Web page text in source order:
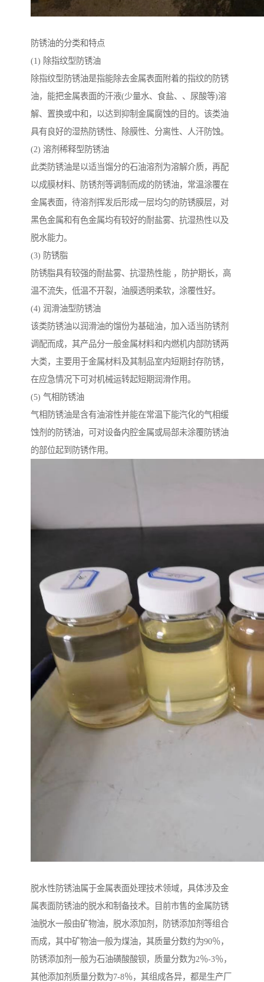
防锈油的分类和特点
(1) 除指纹型防锈油
除指纹型防锈油是指能除去金属表面附着的指纹的防锈
油，能把金属表面的汗液(少量水、食盐、、尿酸等)溶
解、置换或中和，以达到抑制金属腐蚀的目的。该类油
具有良好的湿热防锈性、除膜性、分离性、人汗防蚀。
(2) 溶剂稀释型防锈油
此类防锈油是以适当馏分的石油溶剂为溶解介质，再配
以成膜材料、防锈剂等调制而成的防锈油，常温涂覆在
金属表面，待溶剂挥发后形成一层均匀的防锈膜层，对
黑色金属和有色金属均有较好的耐盐雾、抗湿热性以及
脱水能力。
(3) 防锈脂
防锈脂具有较强的耐盐雾、抗湿热性能 ，防护期长，高
温不流失，低温不开裂，油膜透明柔软，涂覆性好。
(4) 润滑油型防锈油
该类防锈油以润滑油的馏份为基础油，加入适当防锈剂
调配而成，其产品分一般金属材料和内燃机内部防锈两
大类，主要用于金属材料及其制品室内短期封存防锈，
在应急情况下可对机械运转起短期润滑作用。
(5) 气相防锈油
气相防锈油是含有油溶性并能在常温下能汽化的气相缓
蚀剂的防锈油，可对设备内腔金属或局部未涂覆防锈油
的部位起到防锈作用。
脱水性防锈油属于金属表面处理技术领域，具体涉及金
属表面防锈油的脱水和制备技术。目前市售的金属防锈
油脱水一般由矿物油，脱水添加剂，防锈添加剂等组合
而成，其中矿物油一般为煤油，其质量分数约为90％，
防锈添加剂一般为石油磺酸酸钡，质量分数为2％-3％，
其他添加剂质量分数为7-8％，其组成各异，都是生产厂